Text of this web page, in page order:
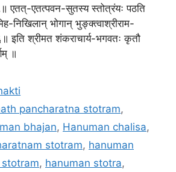
एतत्-एतत्पवन-सुतस्य स्तोत्रंयः पठति
निखिलान् भोगान् भुङ्क्त्वाश्रीराम-
इति श्रीमत शंकराचार्य-भगवतः कृतौ
॥
pancharatna stotram,
bhajan, Hanuman chalisa,
stotram, hanuman
, hanuman stotra,